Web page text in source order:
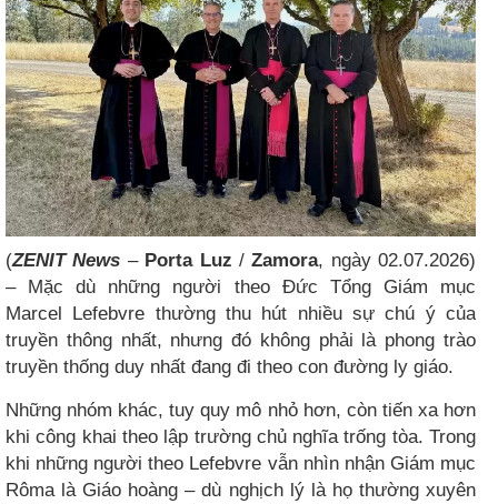
(ZENIT News – Porta Luz /Zamora, ngày 02.07.2026)
– Mặc dù những người theo Đức Tổng Giám mục
Marcel Lefebvre thường thu hút nhiều sự chú ý của
truyền thông nhất, nhưng đó không phải là phong trào
truyền thống duy nhất đang đi theo con đường ly giáo.
Những nhóm khác, tuy quy mô nhỏ hơn, còn tiến xa hơn
khi công khai theo lập trường chủ nghĩa trống tòa. Trong
khi những người theo Lefebvre vẫn nhìn nhận Giám mục
Rôma là Giáo hoàng – dù nghịch lý là họ thường xuyên